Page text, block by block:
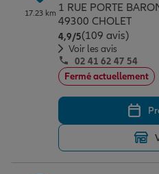
17.23 km 1 RUE PORTE
49300 CHOLET
4,9/5Note de 4.9 sur 5
(109 avis)
Voir les avis
02 41 62 47 54
Fermé actuellement